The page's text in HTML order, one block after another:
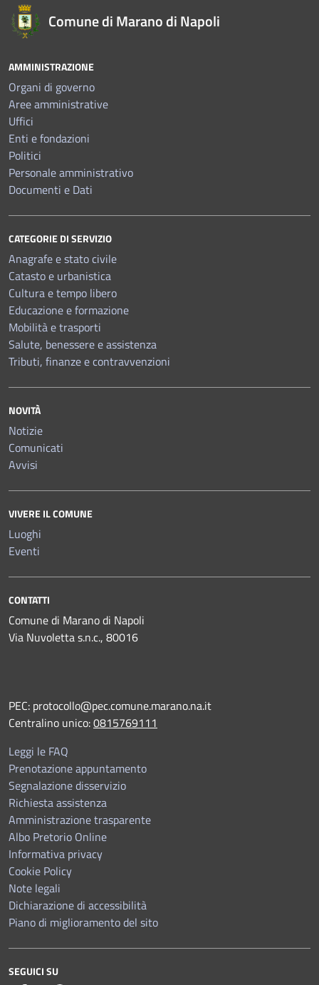
Comune di Marano di Napoli
AMMINISTRAZIONE
Organi di governo
Aree amministrative
Uffici
Enti e fondazioni
Politici
Personale amministrativo
Documenti e Dati
CATEGORIE DI SERVIZIO
Anagrafe e stato civile
Catasto e urbanistica
Cultura e tempo libero
Educazione e formazione
Mobilità e trasporti
Salute, benessere e assistenza
Tributi, finanze e contravvenzioni
NOVITÀ
Notizie
Comunicati
Avvisi
VIVERE IL COMUNE
Luoghi
Eventi
CONTATTI
Comune di Marano di Napoli
Via Nuvoletta s.n.c., 80016
PEC: protocollo@pec.comune.marano.na.it
Centralino unico:0815769111
Leggi le FAQ
Prenotazione appuntamento
Segnalazione disservizio
Richiesta assistenza
Amministrazione trasparente
Albo Pretorio Online
Informativa privacy
Cookie Policy
Note legali
Dichiarazione di accessibilità
Piano di miglioramento del sito
SEGUICI SU